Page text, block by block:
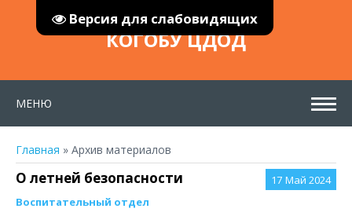
Версия для слабовидящих
КОГОБУ ЦДОД
МЕНЮ
Главная » Архив материалов
17 Май 2024
О летней безопасности
Воспитательный отдел